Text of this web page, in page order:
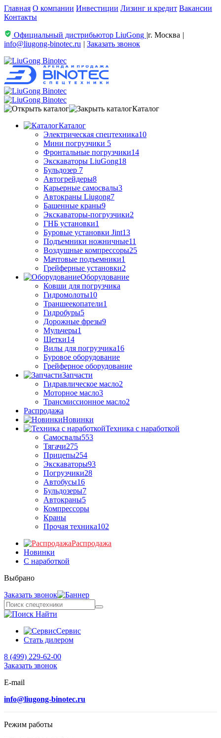
Главная О компании Инвестиции Лизинг и кредит Вакансии
Контакты
Официальный дистрибьютор LiuGong |г. Москва |
info@liugong-binotec.ru | Заказать звонок
Каталог
Каталог
Электрическая спецтехника10
Мини погрузчики 5
Фронтальные погрузчики14
Экскаваторы LiuGong18
Бульдозер 7
Автогрейдеры8
Карьерные самосвалы3
Автокраны Liugong7
Башенные краны9
Экскаваторы-погрузчики2
ГНБ установки1
Буровые установки Jint13
Подъемники ножничные11
Воздушные компрессоры25
Мачтовые подъемники1
Грейферные установки2
Оборудование
Ковши для погрузчика
Гидромолоты10
Траншеекопатели1
Гидробуры5
Дорожные фрезы9
Мульчеры1
Щетки14
Вилы для погрузчика16
Буровое оборудование
Грейферное оборудование
Запчасти
Гидравлическое масло2
Моторное масло3
Трансмиссионное масло2
Распродажа
Новинки
Техника с наработкой
Самосвалы553
Тягачи275
Прицепы254
Экскаваторы93
Погрузчики28
Автобусы16
Бульдозеры7
Автокраны5
Компрессоры
Краны
Прочая техника102
Распродажа
Новинки
С наработкой
Выбрано
Заказать звонок
Найти
Сервис
Стать дилером
8 (499) 229-62-00
Заказать звонок
E-mail
info@liugong-binotec.ru
Режим работы